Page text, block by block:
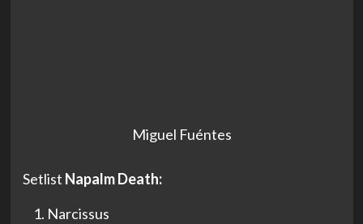
Miguel Fuéntes
Setlist Napalm Death:
Narcissus